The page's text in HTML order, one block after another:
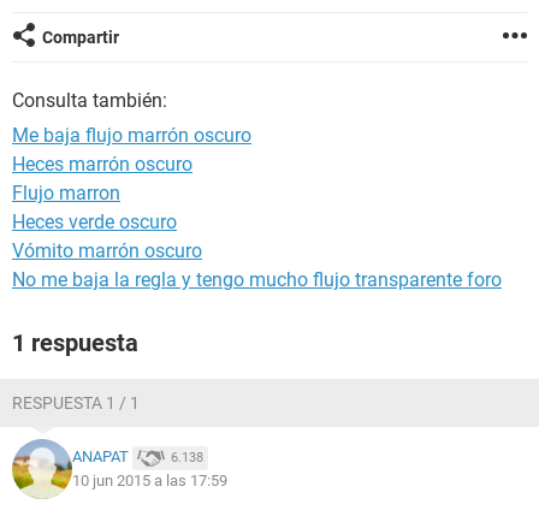
GLOSARIO
Compartir
Consulta también:
Me baja flujo marrón oscuro
Heces marrón oscuro
Flujo marron
Heces verde oscuro
Vómito marrón oscuro
No me baja la regla y tengo mucho flujo transparente foro
1 respuesta
RESPUESTA 1 / 1
ANAPAT 6.138
10 jun 2015 a las 17:59